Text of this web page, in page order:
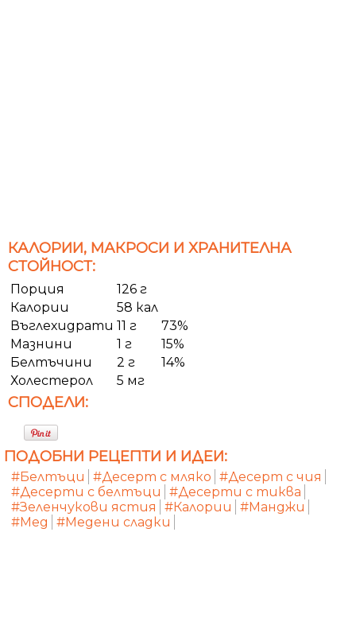
КАЛОРИИ, МАКРОСИ И ХРАНИТЕЛНА
СТОЙНОСТ:
Порция
126 г
Калории
58 кал
Въглехидрати 11 г
73%
Мазнини
1 г
15%
Белтъчини
2 г
14%
Холестерол
5 мг
СПОДЕЛИ:
ПОДОБНИ РЕЦЕПТИ И ИДЕИ:
#Белтъци #Десерт с мляко #Десерт с чия
#Десерти с белтъци
#Десерти с тиква
#Зеленчукови ястия
#Калории
#Манджи
#Мед
#Медени сладки